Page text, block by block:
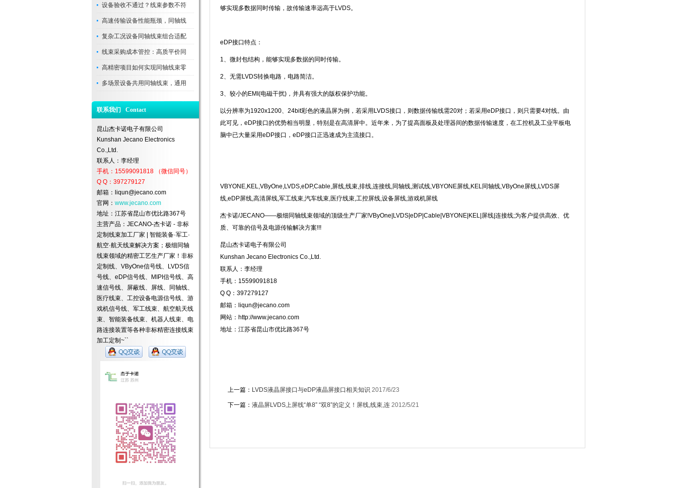
设备验收不通过？线束参数不符
高速传输设备性能瓶颈，同轴线
复杂工况设备同轴线束组合适配
线束采购成本管控：高质平价同
高精密项目如何实现同轴线束零
多场景设备共用同轴线束，通用
联系我们 Contact
昆山杰卡诺电子有限公司
Kunshan Jecano Electronics
Co.,Ltd.
联系人：李经理
手机：15599091818 （微信同号）
Q Q：397279127
邮箱：liqun@jecano.com
官网： www.jecano.com
地址：江苏省昆山市优比路367号
主营产品：JECANO-杰卡诺 - 非标
定制线束加工厂家 | 智能装备·军工·
航空·航天线束解决方案；极细同轴
线束领域的精密工艺生产厂家！非标
定制线、VByOne信号线、LVDS信
号线、eDP信号线、MIPI信号线、高
速信号线、屏蔽线、屏线、同轴线、
医疗线束、工控设备电源信号线、游
戏机信号线、军工线束、航空航天线
束、智能装备线束、机器人线束、电
路连接装置等各种非标精密连接线束
加工定制~``
够实现多数据同时传输，故传输速率远高于LVDS。
eDP接口特点：
1、微封包结构，能够实现多数据的同时传输。
2、无需LVDS转换电路，电路简洁。
3、较小的EMI(电磁干扰)，并具有强大的版权保护功能。
以分辨率为1920x1200、24bit彩色的液晶屏为例，若采用LVDS接口，则数据传输线需20对；若采用eDP接口，则只需要4对线。由
此可见，eDP接口的优势相当明显，特别是在高清屏中。近年来，为了提高面板及处理器间的数据传输速度，在工控机及工业平板电
脑中已大量采用eDP接口，eDP接口正迅速成为主流接口。
VBYONE,KEL,VByOne,LVDS,eDP,Cable,屏线,线束,排线,连接线,同轴线,测试线,VBYONE屏线,KEL同轴线,VByOne屏线,LVDS屏
线,eDP屏线,高清屏线,军工线束,汽车线束,医疗线束,工控屏线,设备屏线,游戏机屏线
杰卡诺/JECANO——极细同轴线束领域的顶级生产厂家!VByOne|LVDS|eDP|Cable| VBYONE |KEL|屏线|连接线;为客户提供高效、优
质、可靠的信号及电源传输解决方案!!!
昆山杰卡诺电子有限公司
Kunshan Jecano Electronics Co.,Ltd.
联系人：李经理
手机：15599091818
Q Q：397279127
邮箱： liqun@jecano.com
网站： http://www.jecano.com
地址：江苏省昆山市优比路367号
上一篇： LVDS液晶屏接口与eDP液晶屏接口相关知识 2017/6/23
下一篇： 液晶屏LVDS上屏线“单8” “双8”的定义！屏线,线束,连 2012/5/21